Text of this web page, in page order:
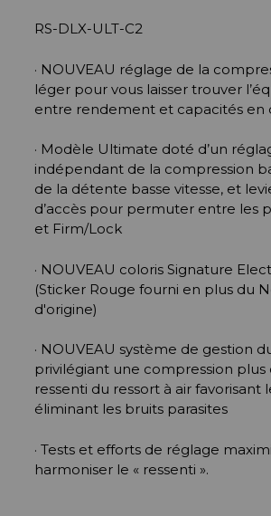
RS-DLX-ULT-C2
· NOUVEAU réglage de la
léger pour vous laisser trouver
entre rendement et capacités en
· Modèle Ultimate doté d’un
indépendant de la compression
de la détente basse vitesse, et
d’accès pour permuter entre les
et Firm/Lock
· NOUVEAU coloris Signature
(Sticker Rouge fourni en plus du
d'origine)
· NOUVEAU système de gestion
privilégiant une compression
ressenti du ressort à air favorisant
éliminant les bruits parasites
· Tests et efforts de réglage
harmoniser le « ressenti ».